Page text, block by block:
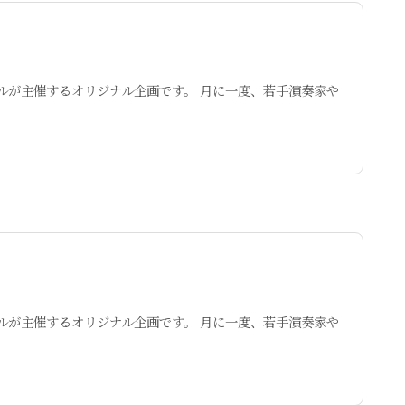
主催するオリジナル企画です。 月に一度、若手演奏家や
主催するオリジナル企画です。 月に一度、若手演奏家や